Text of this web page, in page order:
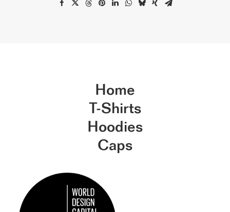
Home
T-Shirts
Hoodies
Caps